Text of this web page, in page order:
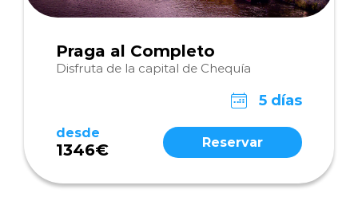
Praga al Completo
Disfruta de la capital de Chequía
5 días
desde
1346€ Reservar